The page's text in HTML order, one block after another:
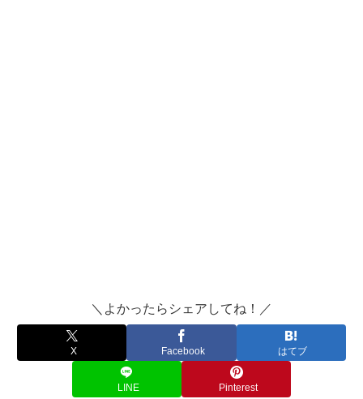
＼よかったらシェアしてね！／
X Facebook はてブ
LINE Pinterest